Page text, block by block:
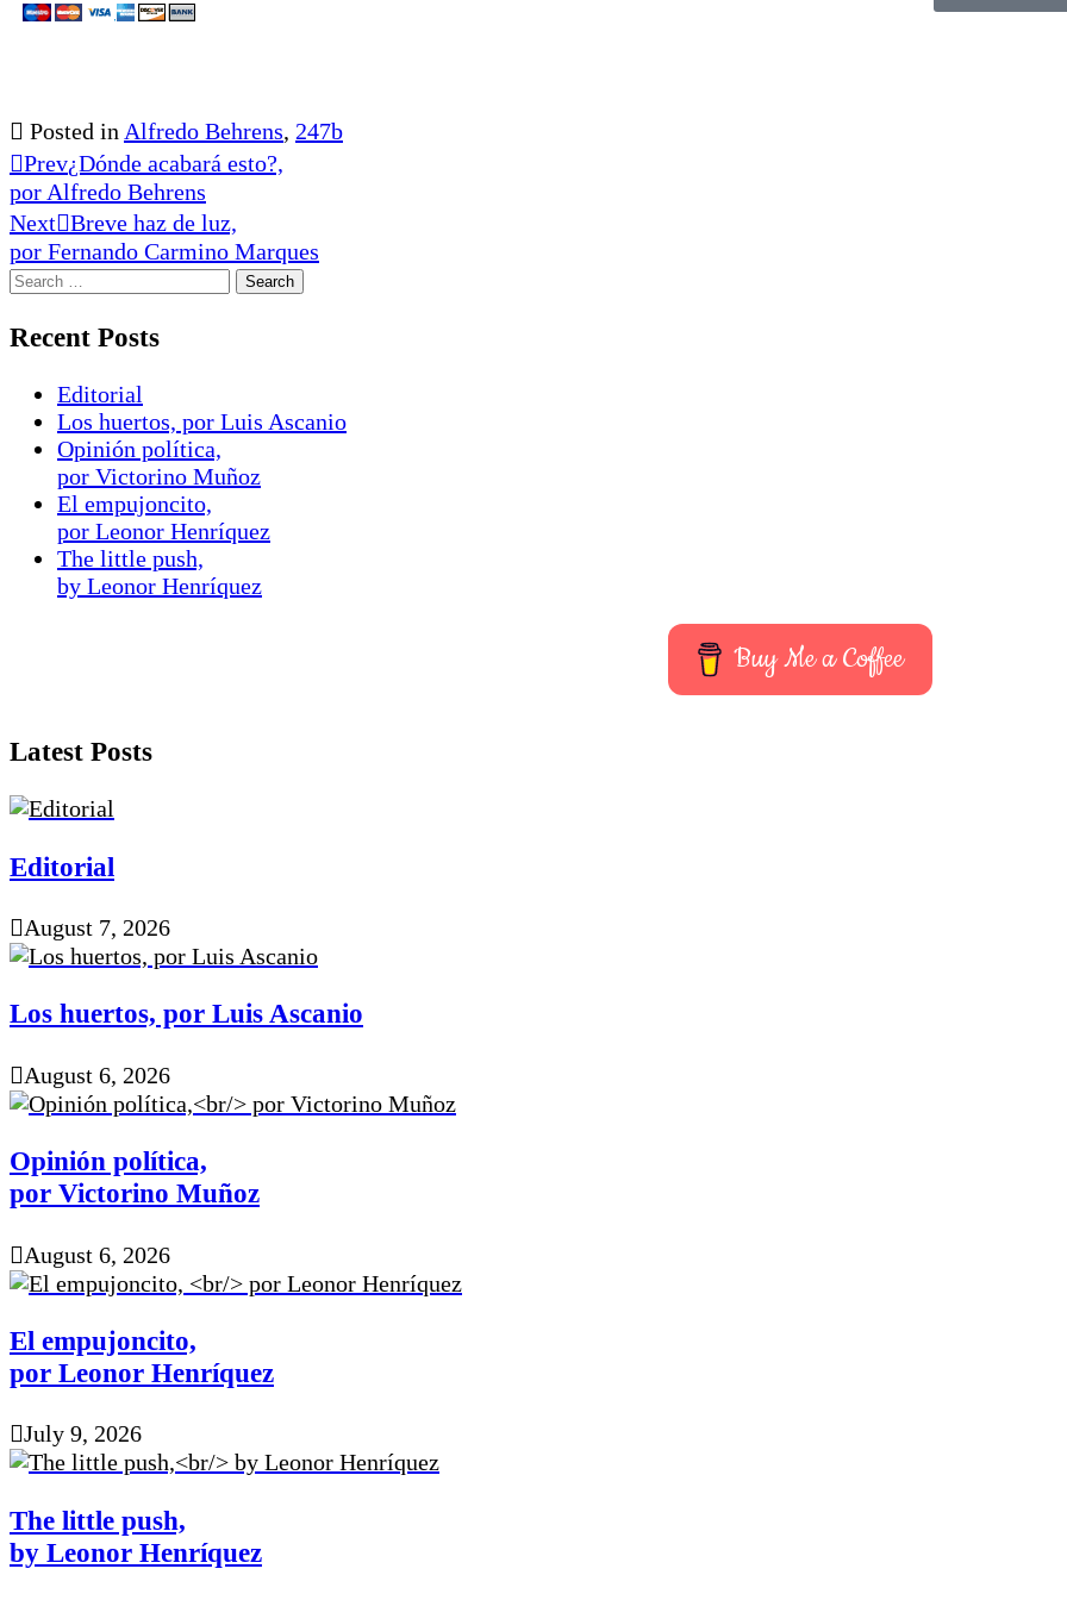
Posted in Alfredo Behrens, 247b
Prev¿Dónde acabará esto?,
por Alfredo Behrens
Next Breve haz de luz,
por Fernando Carmino Marques
Recent Posts
Editorial
Los huertos, por Luis Ascanio
Opinión política,
por Victorino Muñoz
El empujoncito,
por Leonor Henríquez
The little push,
by Leonor Henríquez
Buy Me a Coffee
Latest Posts
Editorial
August 7, 2026
Los huertos, por Luis Ascanio
August 6, 2026
Opinión política,
por Victorino Muñoz
August 6, 2026
El empujoncito,
por Leonor Henríquez
July 9, 2026
The little push,
by Leonor Henríquez